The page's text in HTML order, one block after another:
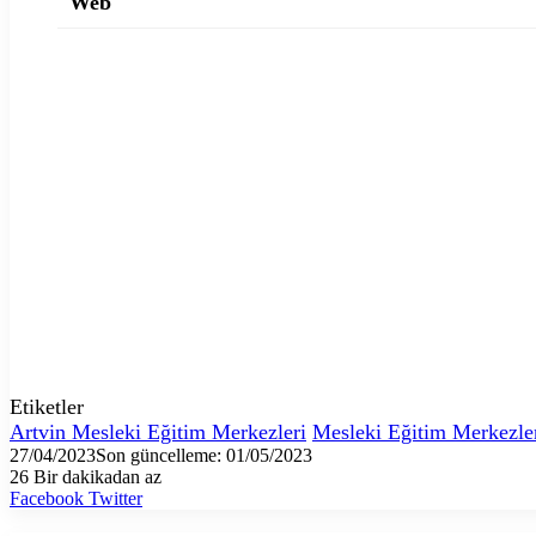
Etiketler
Artvin Mesleki Eğitim Merkezleri Mesleki Eğitim
27/04/2023Son güncelleme: 01/05/2023
26 Bir dakikadan az
Facebook TwitterLinkedIn
Tumblr
Pinterest
Reddit
VKontakte
E-
Yazdır